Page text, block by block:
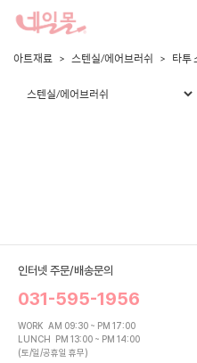
아트재료 스텐실/에어브러쉬 타투
인터넷 주문/배송문의
031-595-1956
WORK AM 09:30 ~ PM 17:00
LUNCH PM 13:00 ~ PM 14:00
(토/일/공휴일 휴무)